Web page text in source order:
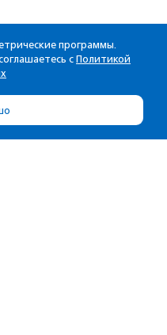
программы.
с Политикой